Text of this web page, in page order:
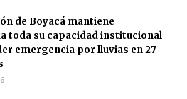
de Boyacá mantiene
toda su capacidad institucional
emergencia por lluvias en 27